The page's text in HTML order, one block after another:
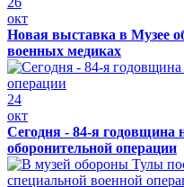
окт
Новая выставка в Музее
военных медиках
24
окт
Сегодня - 84-я годовщина
оборонительной операции